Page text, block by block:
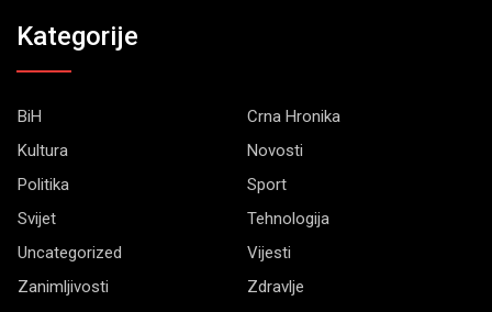
Kategorije
BiH
Crna Hronika
Kultura
Novosti
Politika
Sport
Svijet
Tehnologija
Uncategorized
Vijesti
Zanimljivosti
Zdravlje